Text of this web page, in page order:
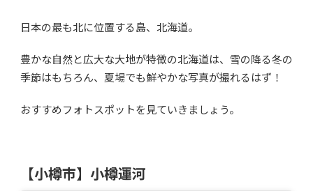
日本の最も北に位置する島、北海道。
豊かな自然と広大な大地が特徴の北海道は、雪の降る冬の
季節はもちろん、夏場でも鮮やかな写真が撮れるはず！
おすすめフォトスポットを見ていきましょう。
【小樽市】小樽運河